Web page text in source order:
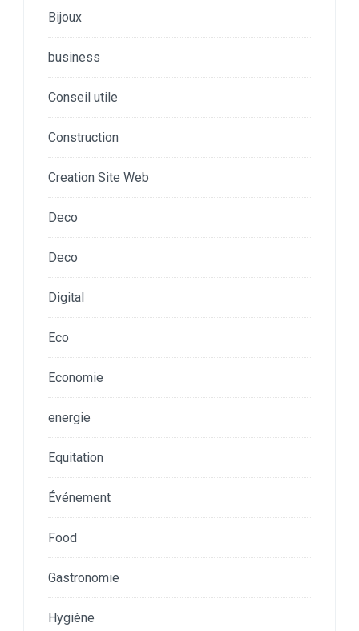
Bijoux
business
Conseil utile
Construction
Creation Site Web
Deco
Deco
Digital
Eco
Economie
energie
Equitation
Événement
Food
Gastronomie
Hygiène